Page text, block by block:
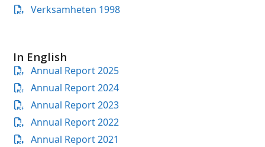
Verksamheten 1998
In English
Annual Report 2025
Annual Report 2024
Annual Report 2023
Annual Report 2022
Annual Report 2021